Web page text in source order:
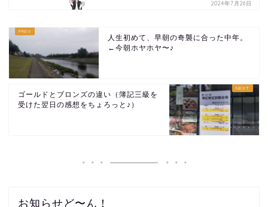
2024年7月26日
人生初めて、早朝の奇襲に合った中年。
←今朝ホヤホヤ〜♪
ゴールドとブロンズの違い（簿記三級を
受けた翌日の感想をちょろっと♪）
お知らせど〜ん！